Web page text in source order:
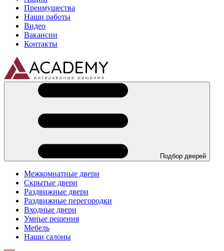
Преимущества
Наши работы
Видео
Вакансии
Контакты
Подбор дверей
Межкомнатные двери
Скрытые двери
Раздвижные двери
Раздвижные перегородки
Входные двери
Умные решения
Мебель
Наши салоны